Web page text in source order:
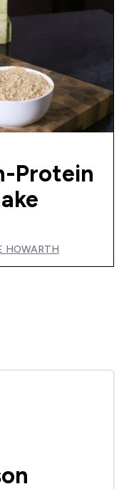
Protein
HOWARTH